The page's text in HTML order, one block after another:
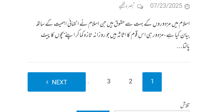
07/23/2025 تبصرہ لکھیے
اسلام میں مزدوروں کے بہت سے حقوق ہیں جن اسلام نے انتہائی اہمیت کے ساتھ
بیان کیا ہے،مزدور ہی اس قوم کا اثاثہ ہیں جو روزانہ تازہ کماکر اپنے بچوں کا پیٹ
پالتا...
1
2
3
…
8
NEXT
تلاش